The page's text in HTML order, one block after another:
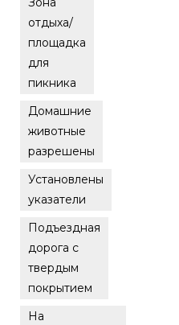
отдыха/
площадка
для
пикника
Домашние
животные
разрешены
Установлены
указатели
Подъездная
дорога с
твердым
покрытием
На